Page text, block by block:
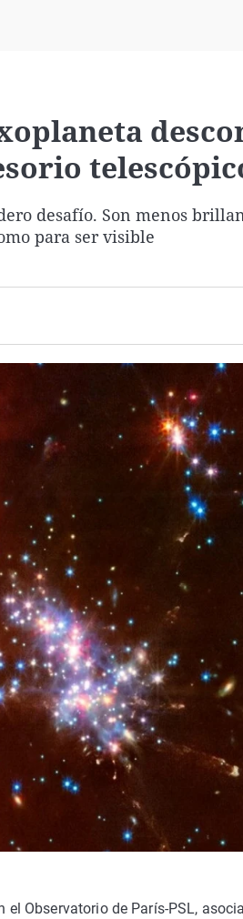
desafío. Son menos
para ser visible
Observatorio de París-PSL,